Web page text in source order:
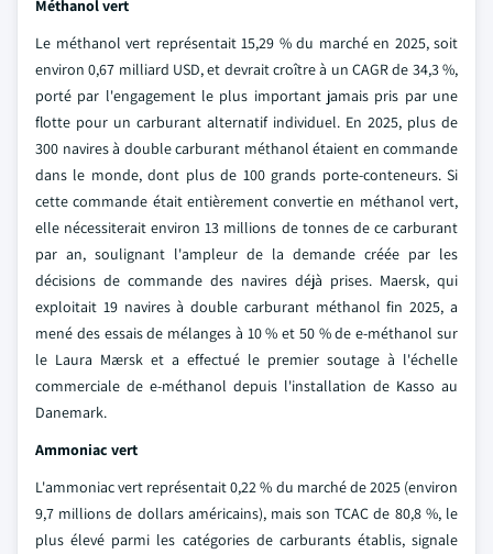
Méthanol vert
Le méthanol vert représentait 15,29 % du marché en 2025, soit
environ 0,67 milliard USD, et devrait croître à un CAGR de 34,3 %,
porté par l'engagement le plus important jamais pris par une
flotte pour un carburant alternatif individuel. En 2025, plus de
300 navires à double carburant méthanol étaient en commande
dans le monde, dont plus de 100 grands porte-conteneurs. Si
cette commande était entièrement convertie en méthanol vert,
elle nécessiterait environ 13 millions de tonnes de ce carburant
par an, soulignant l'ampleur de la demande créée par les
décisions de commande des navires déjà prises. Maersk, qui
exploitait 19 navires à double carburant méthanol fin 2025, a
mené des essais de mélanges à 10 % et 50 % de e-méthanol sur
le Laura Mærsk et a effectué le premier soutage à l'échelle
commerciale de e-méthanol depuis l'installation de Kasso au
Danemark.
Ammoniac vert
L'ammoniac vert représentait 0,22 % du marché de 2025 (environ
9,7 millions de dollars américains), mais son TCAC de 80,8 %, le
plus élevé parmi les catégories de carburants établis, signale